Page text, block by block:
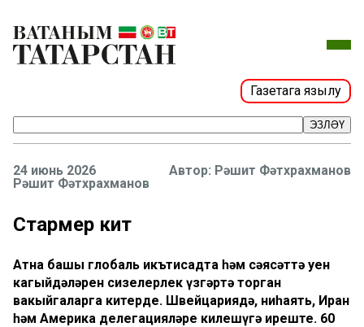
Газетага язылу
ЭЗЛӘҮ
24 июнь 2026
Рәшит Фәтхрахманов
Рәшит Фәтхрахманов
Стармер китә
Атна башы глобаль икътисадта һәм сәясәттә уен
кагыйдәләрен сизелерлек үзгәртә торган
вакыйгаларга китерде. Швейцариядә, ниһаять, Иран
һәм Америка делегацияләре килешүгә иреште. 60